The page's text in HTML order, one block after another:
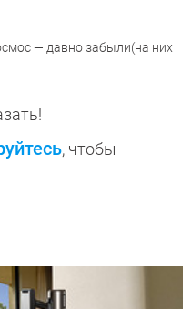
— давно забыли(на них
, чтобы